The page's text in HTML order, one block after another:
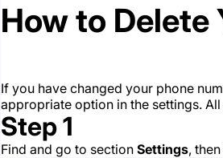
How to Delete
If you have changed your phone
appropriate option in the settings.
Step 1
Find and go to section Settings,